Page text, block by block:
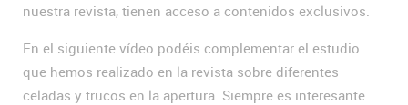
nuestra revista, tienen acceso a contenidos exclusivos.
En el siguiente vídeo podéis complementar el estudio
que hemos realizado en la revista sobre diferentes
celadas y trucos en la apertura. Siempre es interesante